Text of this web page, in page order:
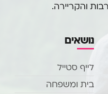
והקריירה.
נושאים
לייף סטייל
בית ומשפחה